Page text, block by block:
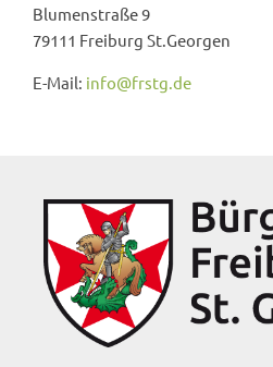
Blumenstraße 9
79111 Freiburg St.Georgen
E-Mail: info@frstg.de